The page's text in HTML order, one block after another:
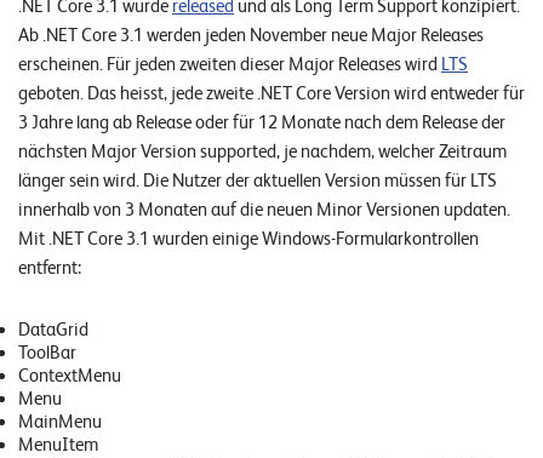
.NET Core 3.1 wurde released und als Long Term Support konzipiert.
Ab .NET Core 3.1 werden jeden November neue Major Releases
erscheinen. Für jeden zweiten dieser Major Releases wird LTS
geboten. Das heisst, jede zweite .NET Core Version wird entweder für
3 Jahre lang ab Release oder für 12 Monate nach dem Release der
nächsten Major Version supported, je nachdem, welcher Zeitraum
länger sein wird. Die Nutzer der aktuellen Version müssen für LTS
innerhalb von 3 Monaten auf die neuen Minor Versionen updaten.
Mit .NET Core 3.1 wurden einige Windows-Formularkontrollen
entfernt:
DataGrid
ToolBar
ContextMenu
Menu
MainMenu
MenuItem